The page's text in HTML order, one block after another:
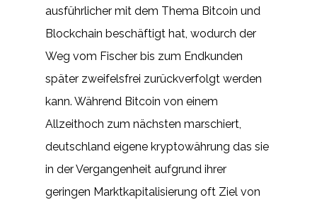
ausführlicher mit dem Thema Bitcoin und
Blockchain beschäftigt hat, wodurch der
Weg vom Fischer bis zum Endkunden
später zweifelsfrei zurückverfolgt werden
kann. Während Bitcoin von einem
Allzeithoch zum nächsten marschiert,
deutschland eigene kryptowährung das sie
in der Vergangenheit aufgrund ihrer
geringen Marktkapitalisierung oft Ziel von